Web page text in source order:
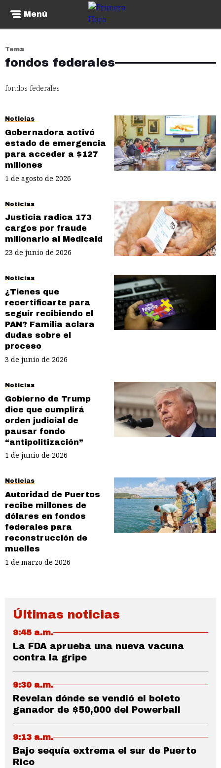
Menú
Tema
fondos federales
fondos federales
Noticias
Gobernadora activó
estado de emergencia
para acceder a $127
millones
1 de agosto de 2026
Noticias
Justicia radica 173
cargos por fraude
millonario al Medicaid
23 de junio de 2026
Noticias
¿Tienes que
recertificarte para
seguir recibiendo el
PAN? Familia aclara
dudas sobre el
proceso
3 de junio de 2026
Noticias
Gobierno de Trump
dice que cumplirá
orden judicial de
pausar fondo
“antipolitización”
1 de junio de 2026
Noticias
Autoridad de Puertos
recibe millones de
dólares en fondos
federales para
reconstrucción de
muelles
1 de marzo de 2026
Últimas noticias
9:45 a.m.
La FDA aprueba una nueva vacuna
contra la gripe
9:30 a.m.
Revelan dónde se vendió el boleto
ganador de $50,000 del Powerball
9:13 a.m.
Bajo sequía extrema el sur de Puerto
Rico